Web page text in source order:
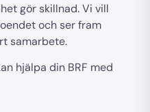
gör skillnad. Vi vill
och ser fram
samarbete.
hjälpa din BRF med